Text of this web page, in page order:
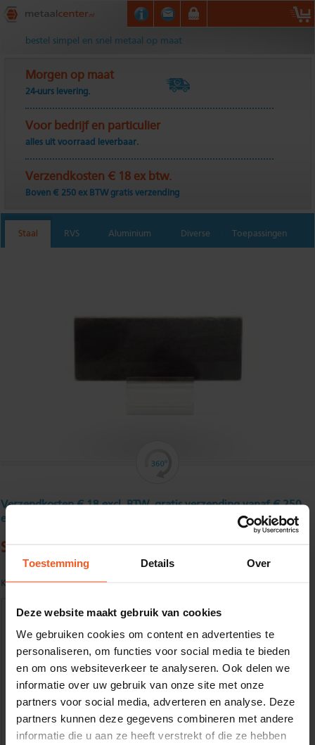
Toestemming Details Over
Deze website maakt gebruik van cookies
We gebruiken cookies om content en advertenties te
personaliseren, om functies voor social media te bieden
en om ons websiteverkeer te analyseren. Ook delen we
informatie over uw gebruik van onze site met onze
partners voor social media, adverteren en analyse. Deze
partners kunnen deze gegevens combineren met andere
informatie die u aan ze heeft verstrekt of die ze hebben
Metaalcenter.nl
bestel simpel en snel metaal op maat
Morgen op maat
24-uurs levering.
Voor bedrijf en particulier
alles uit voorraad leverbaar.
Verzendkosten € 18 ex btw.
Boven € 250 ex BTW gratis verzending
Staal RVS Aluminium Diverse Toepassingen
Verzendkosten € 18 excl. BTW, gratis verzending vanaf € 250
excl. BTW
Stripstaal 160 x 10 mm
Kwaliteit: S235JR volgens EN10025
Gewenste
lengtemaat in
(max. 2000 mm)
+/- 2 mm lengtetolerantie